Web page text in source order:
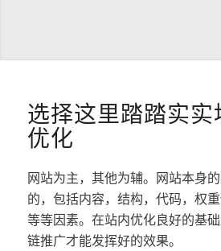
选择这里踏踏实
优化
网站为主，其他为辅。网站本身
的，包括内容，结构，代码，权
等等因素。在站内优化良好的基
链推广才能发挥好的效果。